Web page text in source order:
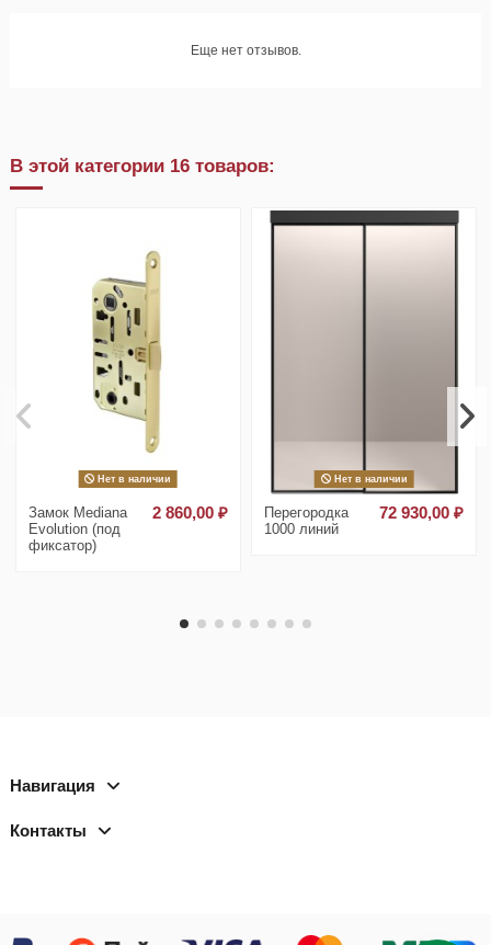
Еще нет отзывов.
В этой категории 16 товаров:
Нет в наличии
Замок Mediana
Evolution (под
фиксатор)
2 860,00 ₽
Нет в наличии
Перегородка
1000 линий
72 930,00 ₽
Навигация
Контакты